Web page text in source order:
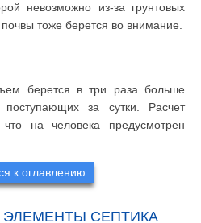
невозможно из-за грунтовых
тоже берется во внимание.
берется в три раза больше
поступающих за сутки. Расчет
на человека предусмотрен
к оглавлению
СЕПТИКА